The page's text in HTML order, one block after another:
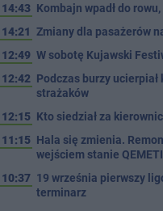
14:43 Kombajn wpadł do
14:21 Zmiany dla pasażerów
12:49 W sobotę Kujawski
12:42 Podczas burzy
strażaków
12:15 Kto siedział za
11:15 Hala się zmienia.
wejściem stanie
10:37 19 września pierwszy
terminarz